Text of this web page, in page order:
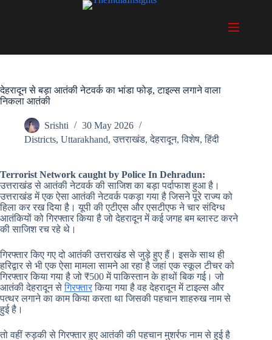
देहरादून से बड़ा आतंकी नेटवर्क का भांडा फोड़, टाइल्स लगाने वाला
निकला आतंकी
Srishti
30 May 2026
Districts, Uttarakhand,उत्तराखंड,देहरादून,विशेष,हिंदी
Terrorist Network caught by Police In Dehradun:
उत्तराखंड से आतंकी नेटवर्क की साजिश का बड़ा पर्दाफाश हुआ है।
उत्तराखंड में एक ऐसा आतंकी नेटवर्क पकड़ा गया है जिसने पूरे राज्य को
हिला कर रख दिया है। यूपी की एटीएस और एसटीएफ ने चार संदिग्ध
आतंकियों को गिरफ्तार किया है जो देहरादून में कई जगह बम ब्लास्ट करने
की साजिश रच रहे थे।
गिरफ्तार किए गए दो आतंकी उत्तराखंड से जुड़े हुए हैं। इसके साथ ही
हरिद्वार से भी एक ऐसा मामला सामने आ रहा है जहां एक स्कूल टीचर को
गिरफ्तार किया गया है जो ₹500 में पाकिस्तान के हाथों बिक गई। जो
आतंकी देहरादून सेगिरफ्तारकिया गया है वह देहरादून में टाइल्स और
पत्थर लगाने का काम किया करता था जिसकी पहचान शाहरुख नाम से
हुई है।
तो वहीं रुड़की से गिरफ्तार हुए आतंकी की पहचान मुशर्रफ नाम से हुई है